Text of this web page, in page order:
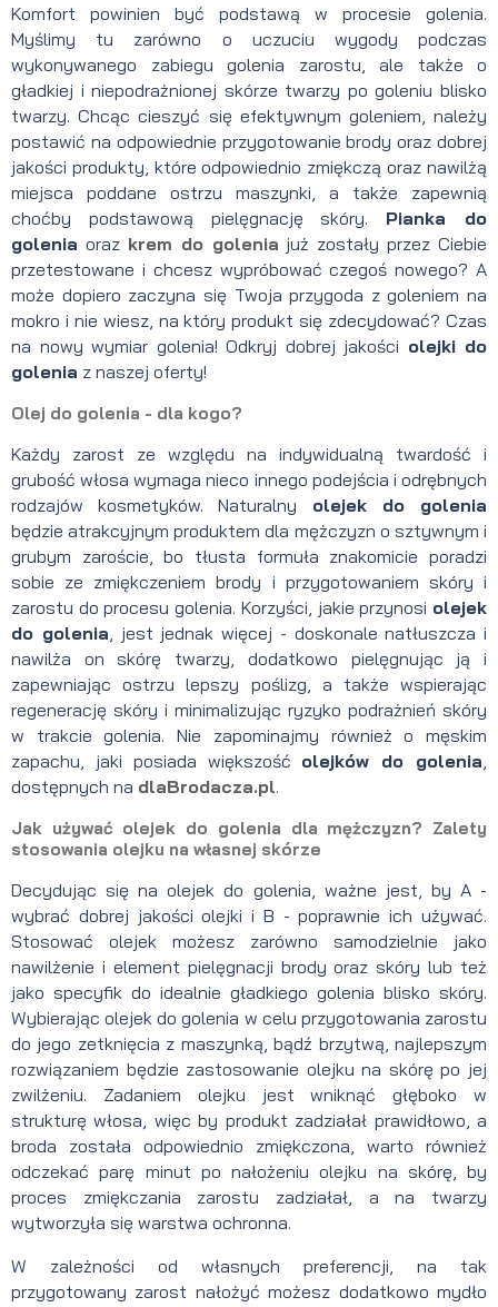
Komfort powinien być podstawą w procesie golenia.
Myślimy tu zarówno o uczuciu wygody podczas
wykonywanego zabiegu golenia zarostu, ale także o
gładkiej i niepodrażnionej skórze twarzy po goleniu blisko
twarzy. Chcąc cieszyć się efektywnym goleniem, należy
postawić na odpowiednie przygotowanie brody oraz dobrej
jakości produkty, które odpowiednio zmiękczą oraz nawilżą
miejsca poddane ostrzu maszynki, a także zapewnią
choćby podstawową pielęgnację skóry. Pianka do
golenia oraz krem do golenia już zostały przez Ciebie
przetestowane i chcesz wypróbować czegoś nowego? A
może dopiero zaczyna się Twoja przygoda z goleniem na
mokro i nie wiesz, na który produkt się zdecydować? Czas
na nowy wymiar golenia! Odkryj dobrej jakości olejki do
golenia z naszej oferty!
Olej do golenia - dla kogo?
Każdy zarost ze względu na indywidualną twardość i
grubość włosa wymaga nieco innego podejścia i odrębnych
rodzajów kosmetyków. Naturalny olejek do golenia
będzie atrakcyjnym produktem dla mężczyzn o sztywnym i
grubym zaroście, bo tłusta formuła znakomicie poradzi
sobie ze zmiękczeniem brody i przygotowaniem skóry i
zarostu do procesu golenia. Korzyści, jakie przynosi olejek
do golenia , jest jednak więcej - doskonale natłuszcza i
nawilża on skórę twarzy, dodatkowo pielęgnując ją i
zapewniając ostrzu lepszy poślizg, a także wspierając
regenerację skóry i minimalizując ryzyko podrażnień skóry
w trakcie golenia. Nie zapominajmy również o męskim
zapachu, jaki posiada większość olejków do golenia
dostępnych na dlaBrodacza.pl.
Jak używać olejek do golenia dla mężczyzn? Zalety
stosowania olejku na własnej skórze
Decydując się na olejek do golenia, ważne jest, by A -
wybrać dobrej jakości olejki i B - poprawnie ich używać.
Stosować olejek możesz zarówno samodzielnie jako
nawilżenie i element pielęgnacji brody oraz skóry lub też
jako specyfik do idealnie gładkiego golenia blisko skóry.
Wybierając olejek do golenia w celu przygotowania zarostu
do jego zetknięcia z maszynką, bądź brzytwą, najlepszym
rozwiązaniem będzie zastosowanie olejku na skórę po jej
zwilżeniu. Zadaniem olejku jest wniknąć głęboko w
strukturę włosa, więc by produkt zadziałał prawidłowo, a
broda została odpowiednio zmiękczona, warto również
odczekać parę minut po nałożeniu olejku na skórę, by
proces zmiękczania zarostu zadziałał, a na twarzy
wytworzyła się warstwa ochronna.
W zależności od własnych preferencji, na tak
przygotowany zarost nałożyć możesz dodatkowo mydło